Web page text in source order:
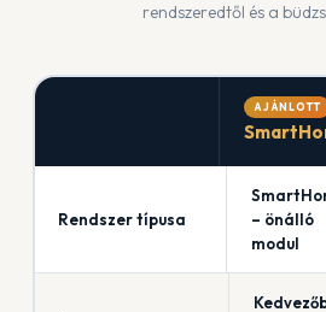
rendszeredtől és a
AJÁNLOTT
Rendszer típusa
– önálló
modul